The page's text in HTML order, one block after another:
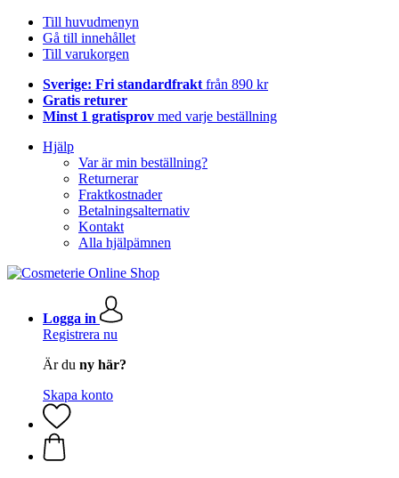
Till huvudmenyn
Gå till innehållet
Till varukorgen
Sverige: Fri standardfrakt från 890 kr
Gratis returer
Minst 1 gratisprov med varje beställning
Hjälp
Var är min beställning?
Returnerar
Fraktkostnader
Betalningsalternativ
Kontakt
Alla hjälpämnen
Logga in
Registrera nu
Är du ny här?
Skapa konto